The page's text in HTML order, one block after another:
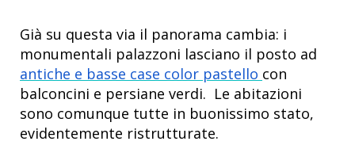
Già su questa via il panorama cambia: i
monumentali palazzoni lasciano il posto ad
antiche e basse case color pastello con
balconcini e persiane verdi. Le abitazioni
sono comunque tutte in buonissimo stato,
evidentemente ristrutturate.